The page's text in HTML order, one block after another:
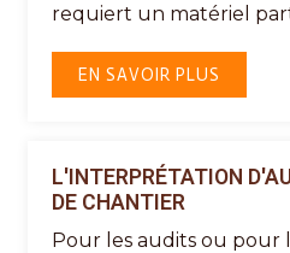
requiert un matériel
EN SAVOIR PLUS
L'INTERPRÉTATION
DE CHANTIER
Pour les audits ou pour